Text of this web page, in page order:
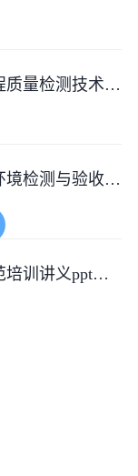
房屋建筑和市政基础设施工程质量检测技术管理规范
民用建筑装饰装修工程室内环境检测与验收规范
建筑物防雷装置检测技术规范培训讲义ppt（57页，内容详细）